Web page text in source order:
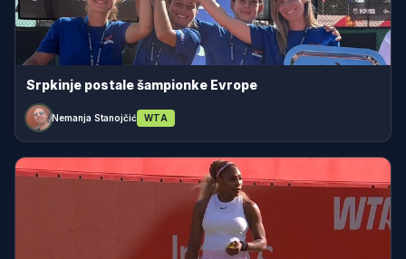
Srpkinje postale šampionke Evrope
Nemanja Stanojčić WTA